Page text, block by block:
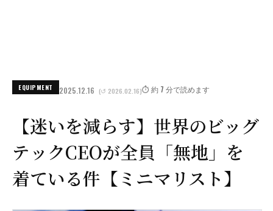
EQUIPMENT 2025.12.16 (↺ 2026.02.16)⏱️ 約 7 分で読めます
【迷いを減らす】世界のビッグ
テックCEOが全員「無地」を
着ている件【ミニマリスト】